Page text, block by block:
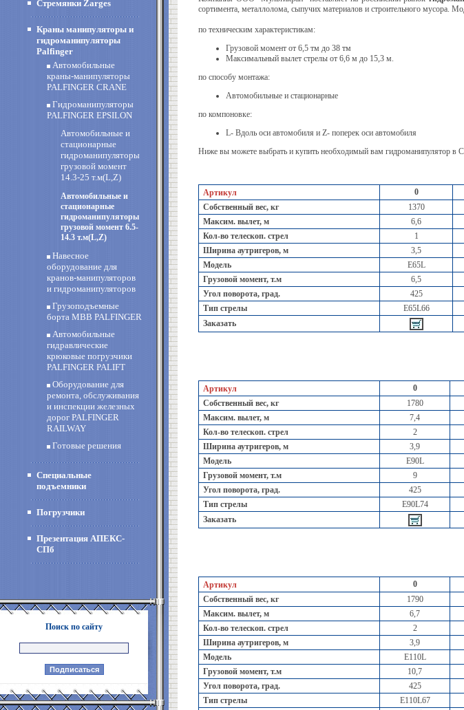
Стремянки Zarges
Краны манипуляторы и
гидроманипуляторы
Palfinger
Автомобильные
краны-манипуляторы
PALFINGER CRANE
Гидроманипуляторы
PALFINGER EPSILON
Автомобильные и
стационарные
гидроманипуляторы
грузовой момент
14.3-25 т.м(L,Z)
Автомобильные и
стационарные
гидроманипуляторы
грузовой момент 6.5-
14.3 т.м(L,Z)
Навесное
оборудование для
кранов-манипуляторов
и гидроманипуляторов
Грузоподъемные
борта MBB PALFINGER
Автомобильные
гидравлические
крюковые погрузчики
PALFINGER PALIFT
Оборудование для
ремонта, обслуживания
и инспекции железных
дорог PALFINGER
RAILWAY
Готовые решения
Специальные
подъемники
Погрузчики
Презентация АПЕКС-
СПб
Поиск по сайту
сортимента, металлолома, сыпучих материалов и строительного мусора.
по техническим характеристикам:
Грузовой момент от 6,5 тм до 38 тм
Максимальный вылет стрелы от 6,6 м до 15,3 м.
по способу монтажа:
Автомобильные и стационарные
по компоновке:
L- Вдоль оси автомобиля и Z- поперек оси автомобиля
Ниже вы можете выбрать и купить необходимый вам гидроманипулятор в
Артикул 0
Собственный вес, кг
1370
Максим. вылет, м
6,6
Кол-во телескоп. стрел
1
Ширина аутригеров, м
3,5
Модель
E65L
Грузовой момент, т.м
6,5
Угол поворота, град.
425
Тип стрелы
E65L66
Заказать
Артикул 0
Собственный вес, кг
1780
Максим. вылет, м
7,4
Кол-во телескоп. стрел
2
Ширина аутригеров, м
3,9
Модель
E90L
Грузовой момент, т.м
9
Угол поворота, град.
425
Тип стрелы
E90L74
Заказать
Артикул 0
Собственный вес, кг
1790
Максим. вылет, м
6,7
Кол-во телескоп. стрел
2
Ширина аутригеров, м
3,9
Модель
E110L
Грузовой момент, т.м
10,7
Угол поворота, град.
425
Тип стрелы
E110L67